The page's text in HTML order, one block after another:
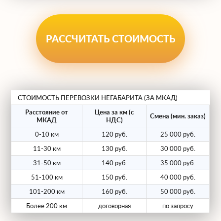
длинных конструкций до 35 метров.
Низкорамные платформы («корыто»).
С погрузочной высотой 0.4-0.5м для
перевозки высоких грузов под
Модульные тяжеловозы.Многоосные
системы для распределения веса
сверхтяжелых объектов.
Тралы с уширителями.
Для техники и
конструкций шириной до 3.5 метров.
Мы берем на себя весь цикл работ: от
замеров груза и разработки маршрута до
получения разрешений и страхования
ответственности.
РАССЧИТАТЬ СТОИМОСТЬ
СТОИМОСТЬ ПЕРЕВОЗКИ НЕГАБАРИТА (ЗА МКАД)
Расстояние от
МКАД
Цена за км (с
НДС)
Смена (мин. заказ)
0-10 км 120 руб.
25 000 руб.
11-30 км
130 руб.
30 000 руб.
31-50 км
140 руб.
35 000 руб.
51-100 км
150 руб.
40 000 руб.
101-200 км
160 руб.
50 000 руб.
Более 200 км
договорная по запросу